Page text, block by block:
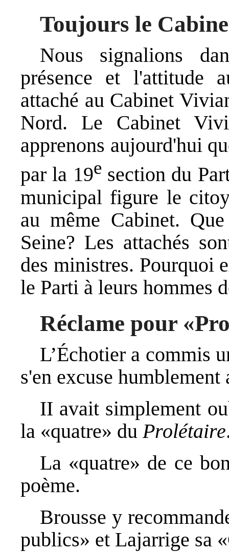
Toujours le
Nous signalions
présence et l'attitude
attaché au Cabinet
Nord. Le Cabinet
apprenons aujourd'hui
par la 19esection du
municipal figure le
au même Cabinet.
Seine? Les attachés
des ministres. Pourquoi
le Parti à leurs hommes
Réclame pour
L’Échotier a commis
s'en excuse humblement
II avait simplement
la «quatre» duProlétaire
La «quatre» de ce
poème.
Brousse y
publics» et Lajarrige sa